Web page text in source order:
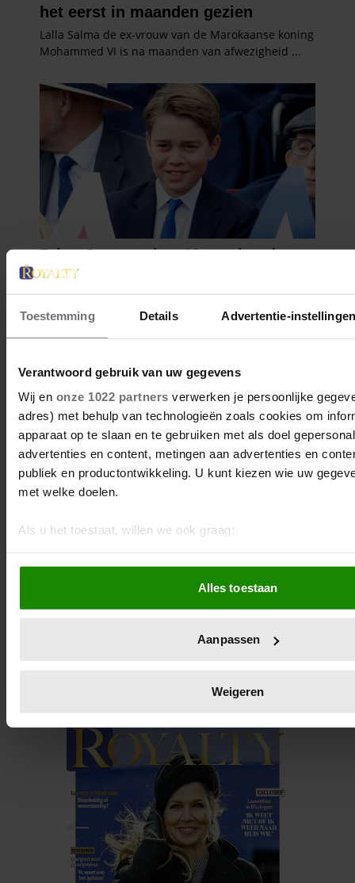
Toestemming Details Advertentie-instellingen
Verantwoord gebruik van uw gegevens
Wij en onze 1022 partners verwerken je persoonlijke
adres) met behulp van technologieën zoals cookies om
apparaat op te slaan en te gebruiken met als doel
advertenties en content, metingen aan advertenties en
publiek en productontwikkeling. U kunt kiezen wie uw
met welke doelen.
Als u het toestaat, willen we ook graag:
meter nauwkeurig kan zijn
Uw apparaat identificeren door het actief te scannen
eigenschappen (fingerprinting)
in. U kunt uw
functies voor social media te bieden en om ons
Ook delen we informatie over uw gebruik van onze site met
social media, adverteren en analyse. Deze partners kunnen
combineren met andere informatie die u aan ze heeft
verzameld op basis van uw gebruik van hun services. U
onze cookies als u onze website blijft gebruiken.
Alles toestaan
Aanpassen
Weigeren